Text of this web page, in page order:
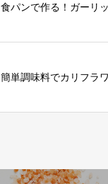
食パンで作る！ガーリ
簡単調味料でカリフラ